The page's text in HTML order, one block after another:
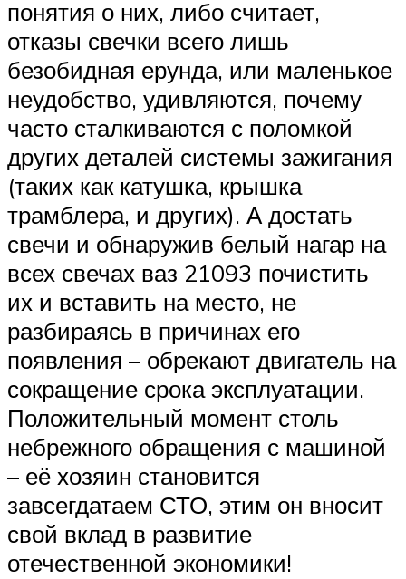
понятия о них, либо считает,
отказы свечки всего лишь
безобидная ерунда, или маленькое
неудобство, удивляются, почему
часто сталкиваются с поломкой
других деталей системы зажигания
(таких как катушка, крышка
трамблера, и других). А достать
свечи и обнаружив белый нагар на
всех свечах ваз 21093 почистить
их и вставить на место, не
разбираясь в причинах его
появления – обрекают двигатель на
сокращение срока эксплуатации.
Положительный момент столь
небрежного обращения с машиной
– её хозяин становится
завсегдатаем СТО, этим он вносит
свой вклад в развитие
отечественной экономики!